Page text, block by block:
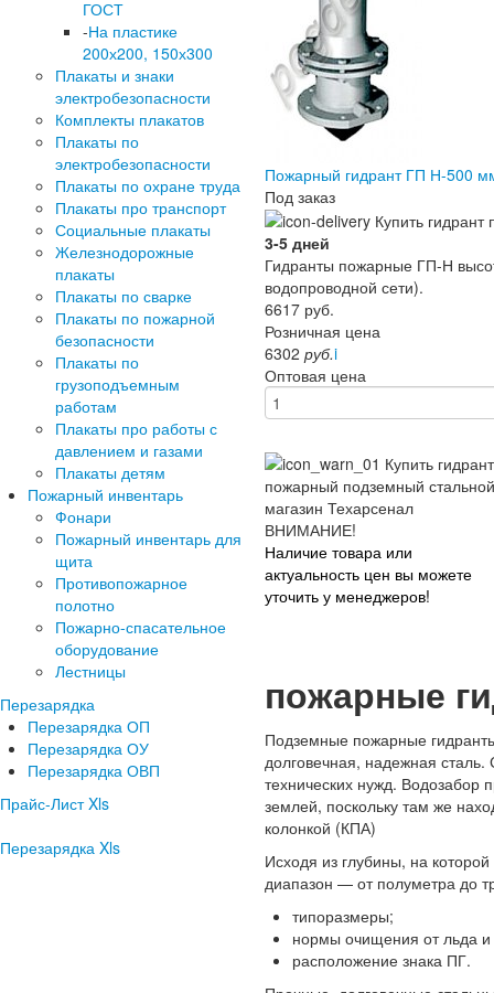
ГОСТ
-На пластике
200х200, 150х300
Плакаты и знаки
электробезопасности
Комплекты плакатов
Плакаты по
электробезопасности
Плакаты по охране труда
Плакаты про транспорт
Социальные плакаты
Железнодорожные
плакаты
Плакаты по сварке
Плакаты по пожарной
безопасности
Плакаты по
грузоподъемным
работам
Плакаты про работы с
давлением и газами
Плакаты детям
Пожарный инвентарь
Фонари
Пожарный инвентарь для
щита
Противопожарное
полотно
Пожарно-спасательное
оборудование
Лестницы
Перезарядка
Перезарядка ОП
Перезарядка ОУ
Перезарядка ОВП
Прайс-Лист Xls
Перезарядка Xls
Пожарный гидрант ГП Н-500
Под заказ
3-5 дней
Гидранты пожарные ГП-Н
водопроводной сети).
6617 руб.
Розничная цена
6302 руб.i
Оптовая цена
ВНИМАНИЕ!
Наличие товара или
актуальность цен вы можете
уточить у менеджеров!
пожарные
Подземные пожарные
долговечная, надежная
технических нужд. Водозабор
землей, поскольку там же
колонкой (КПА)
Исходя из глубины, на
диапазон — от полуметра до
типоразмеры;
нормы очищения от льда и
расположение знака ПГ.